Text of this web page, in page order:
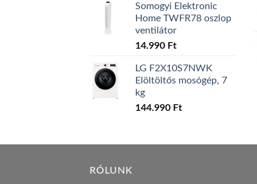
Somogyi Elektronic
Home TWFR78 oszlop
ventilátor
14.990 Ft
LG F2X10S7NWK
Elöltöltős mosógép, 7
kg
144.990 Ft
RÓLUNK